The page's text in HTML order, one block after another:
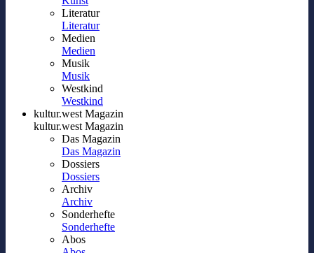
Literatur
Literatur
Medien
Medien
Musik
Musik
Westkind
Westkind
kultur.west Magazin
kultur.west Magazin
Das Magazin
Das Magazin
Dossiers
Dossiers
Archiv
Archiv
Sonderhefte
Sonderhefte
Abos